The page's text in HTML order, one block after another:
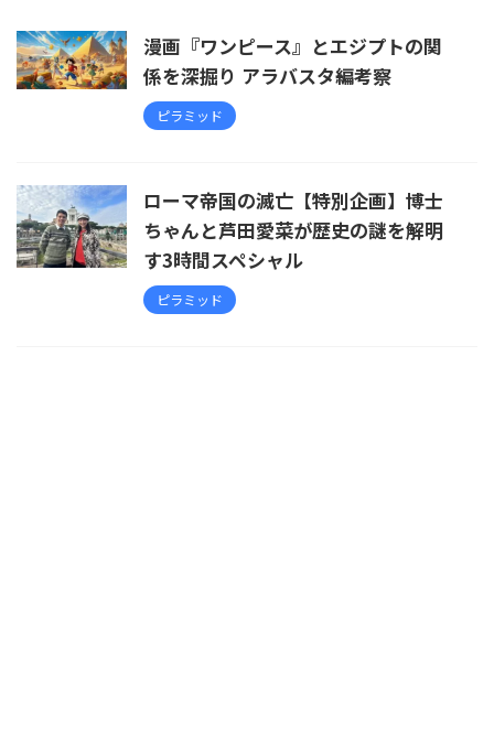
漫画『ワンピース』とエジプトの関
係を深掘り アラバスタ編考察
ピラミッド
ローマ帝国の滅亡【特別企画】博士
ちゃんと芦田愛菜が歴史の謎を解明
す3時間スペシャル
ピラミッド